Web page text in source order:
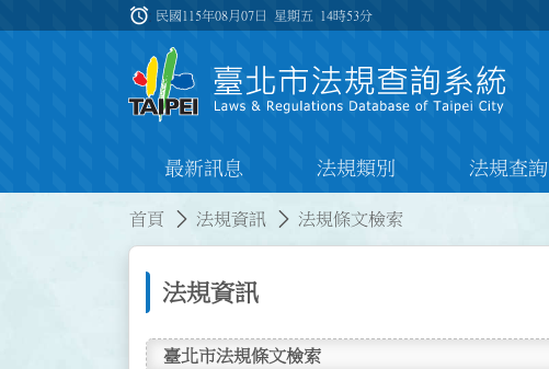
:::
alarm 民國115年08月07日 星期五 14時53分
最新訊息 法規類別 法規查詢
首頁 法規資訊 法規條文檢索
法規資訊
臺北市法規條文檢索